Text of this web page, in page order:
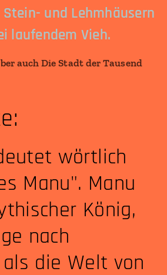
und Lehmhäusern
laufendem Vieh.
auch Die Stadt der Tausend
wörtlich
Manu". Manu
König,
nach
die Welt von